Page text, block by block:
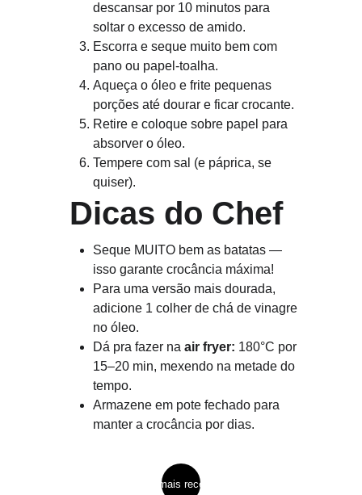
descansar por 10 minutos para
soltar o excesso de amido.
Escorra e seque muito bem com
pano ou papel-toalha.
Aqueça o óleo e frite pequenas
porções até dourar e ficar crocante.
Retire e coloque sobre papel para
absorver o óleo.
Tempere com sal (e páprica, se
quiser).
Dicas do Chef
Seque MUITO bem as batatas —
isso garante crocância máxima!
Para uma versão mais dourada,
adicione 1 colher de chá de vinagre
no óleo.
Dá pra fazer na air fryer: 180°C por
15–20 min, mexendo na metade do
tempo.
Armazene em pote fechado para
manter a crocância por dias.
ver mais receitas